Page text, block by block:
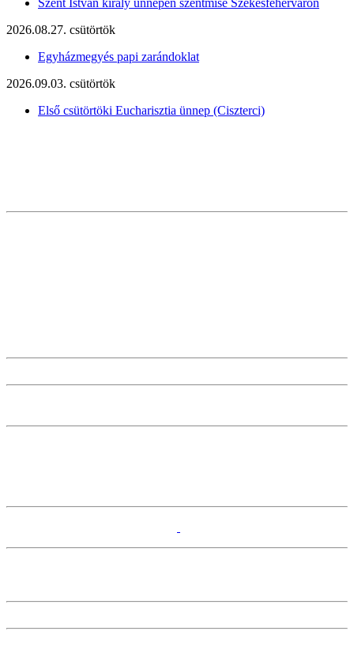
2026.08.27. csütörtök
Egyházmegyés papi zarándoklat
2026.09.03. csütörtök
Első csütörtöki Eucharisztia ünnep (Ciszterci)